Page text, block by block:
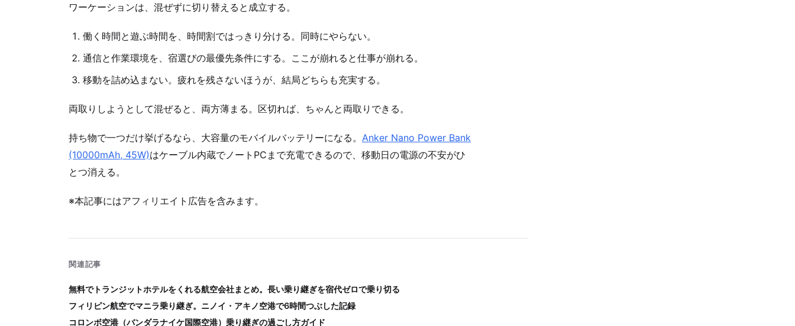
ワーケーションは、混ぜずに切り替えると成立する。
働く時間と遊ぶ時間を、時間割ではっきり分ける。同時にやらない。
通信と作業環境を、宿選びの最優先条件にする。ここが崩れると仕事が崩れる。
移動を詰め込まない。疲れを残さないほうが、結局どちらも充実する。
両取りしようとして混ぜると、両方薄まる。区切れば、ちゃんと両取りできる。
持ち物で一つだけ挙げるなら、大容量のモバイルバッテリーになる。 Anker Nano Power Bank
(10000mAh, 45W)はケーブル内蔵でノートPCまで充電できるので、移動日の電源の不安がひ
とつ消える。
※本記事にはアフィリエイト広告を含みます。
関連記事
無料でトランジットホテルをくれる航空会社まとめ。長い乗り継ぎを宿代ゼロで乗り切る
フィリピン航空でマニラ乗り継ぎ。ニノイ・アキノ空港で6時間つぶした記録
コロンボ空港（バンダラナイケ国際空港）乗り継ぎの過ごし方ガイド